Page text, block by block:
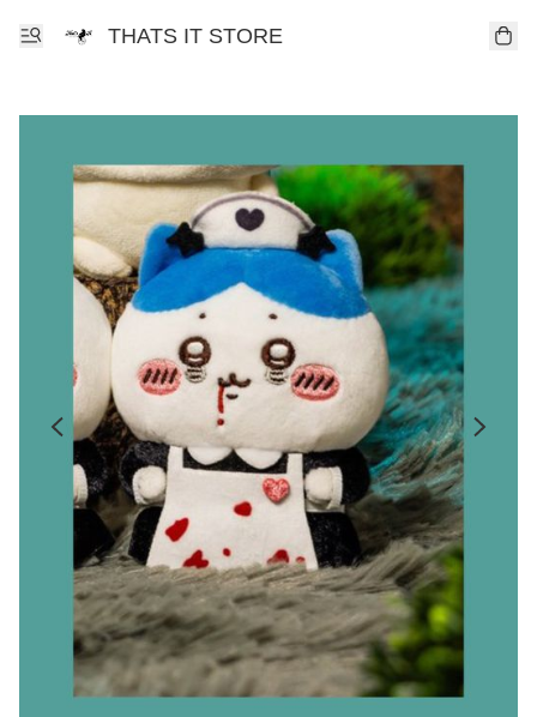
THATS IT STORE